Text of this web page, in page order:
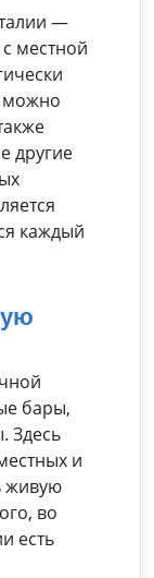
—
местной
можно
другие
каждый
бары,
Здесь
и
живую
во
есть